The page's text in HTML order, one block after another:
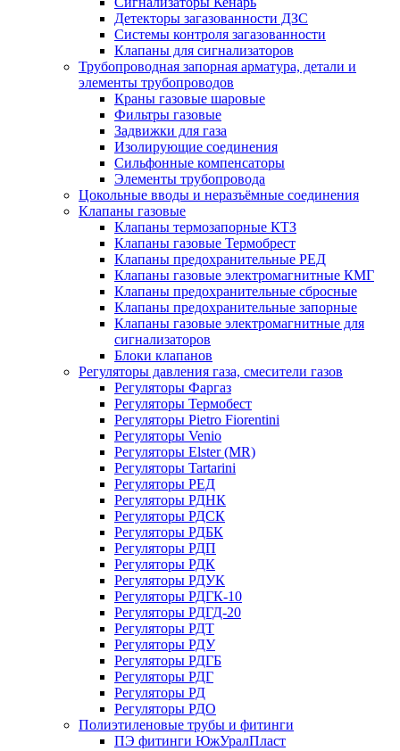
Детекторы загазованности ДЗС
Системы контроля загазованности
Клапаны для сигнализаторов
Трубопроводная запорная арматура, детали и
элементы трубопроводов
Краны газовые шаровые
Фильтры газовые
Задвижки для газа
Изолирующие соединения
Сильфонные компенсаторы
Элементы трубопровода
Цокольные вводы и неразъёмные соединения
Клапаны газовые
Клапаны термозапорные КТЗ
Клапаны газовые Термобрест
Клапаны предохранительные РЕД
Клапаны газовые электромагнитные КМГ
Клапаны предохранительные сбросные
Клапаны предохранительные запорные
Клапаны газовые электромагнитные для
сигнализаторов
Блоки клапанов
Регуляторы давления газа, смесители газов
Регуляторы Фаргаз
Регуляторы Термобест
Регуляторы Pietro Fiorentini
Регуляторы Venio
Регуляторы Elster (MR)
Регуляторы Tartarini
Регуляторы РЕД
Регуляторы РДНК
Регуляторы РДСК
Регуляторы РДБК
Регуляторы РДП
Регуляторы РДК
Регуляторы РДУК
Регуляторы РДГК-10
Регуляторы РДГД-20
Регуляторы РДТ
Регуляторы РДУ
Регуляторы РДГБ
Регуляторы РДГ
Регуляторы РД
Регуляторы РДО
Полиэтиленовые трубы и фитинги
ПЭ фитинги ЮжУралПласт